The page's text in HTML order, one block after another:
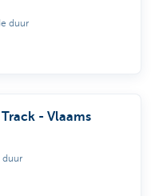
duur
- Vlaams
duur